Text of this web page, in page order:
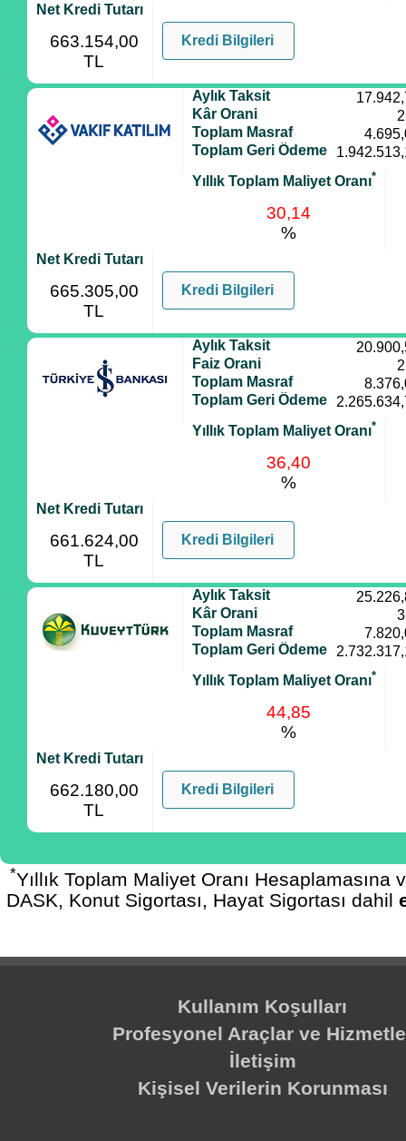
Net Kredi Tutarı
663.154,00
TL
Kredi Bilgileri
Aylık Taksit
Kâr Orani
Toplam Masraf
Toplam Geri Ödeme
Yıllık Toplam Maliyet Oranı*
30,14
%
Net Kredi Tutarı
665.305,00
TL
Kredi Bilgileri
Aylık Taksit
Faiz Orani
Toplam Masraf
Toplam Geri Ödeme
Yıllık Toplam Maliyet Oranı*
36,40
%
Net Kredi Tutarı
661.624,00
TL
Kredi Bilgileri
Aylık Taksit
Kâr Orani
Toplam Masraf
Toplam Geri Ödeme
Yıllık Toplam Maliyet Oranı*
44,85
%
Net Kredi Tutarı
662.180,00
TL
Kredi Bilgileri
*Yıllık Toplam Maliyet Oranı Hesaplamasına
DASK, Konut Sigortası, Hayat Sigortası dahil
Kullanım Koşulları
Profesyonel Araçlar ve
İletişim
Kişisel Verilerin Korunması